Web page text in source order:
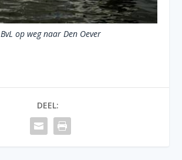
BvL op weg naar Den Oever
DEEL: